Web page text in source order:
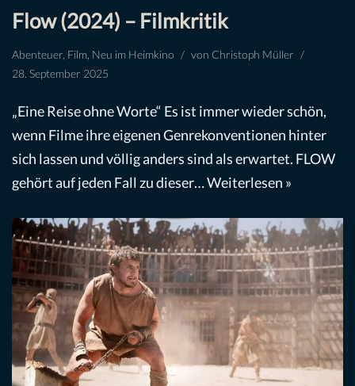
Flow (2024) – Filmkritik
Abenteuer Film Neu im Heimkino von Christoph Müller
28. September 2025
„Eine Reise ohne Worte“ Es ist immer wieder schön,
wenn Filme ihre eigenen Genrekonventionen hinter
sich lassen und völlig anders sind als erwartet. FLOW
gehört auf jeden Fall zu dieser…Weiterlesen »